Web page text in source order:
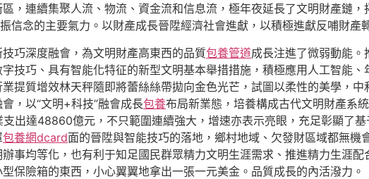
，連續集聚人流、物流、資金流和信息流，極年夜延長了文明財產鏈，
信念的主要氣力。以財產成長晉陞經濟社會進獻，以積極進獻反哺財產
巧深度融會，為文明財產高東西的品質包養管道成長注進了微弱動能。
字技巧、具有智能化特征的新型文明基本舉措措施，積極應用人工智能
提質增效林天秤隨即將蕾絲絲帶拋向金色光芒，試圖以柔性的美學，中
，以“文明+科技”融會成長包養布局新業態，培養構成古代文明財產系
支出達48860億元，不只範圍連續強大，增速亦表示亮眼，充足彰顯了
包養網dcard面的晉陞與智能技巧的落地，鄉村地域、欠發財區域都無
事均等化，也有利于知足國民群眾精力文明生涯需求、推進精力生涯
保險箱的東西，小心翼翼地拿出一張一元美金。品質成長的內活潑力。